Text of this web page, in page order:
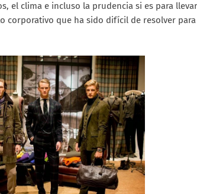
el clima e incluso la prudencia si es para
corporativo que ha sido difícil de resolver